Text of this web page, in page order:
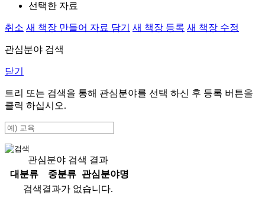
선택한 자료
취소 새 책장 만들어 자료 담기 새 책장 등록 새 책장 수정
관심분야 검색
닫기
트리 또는 검색을 통해 관심분야를 선택 하신 후 등록 버튼을
클릭 하십시오.
관심분야 검색 결과
대분류
중분류
관심분야명
검색결과가 없습니다.